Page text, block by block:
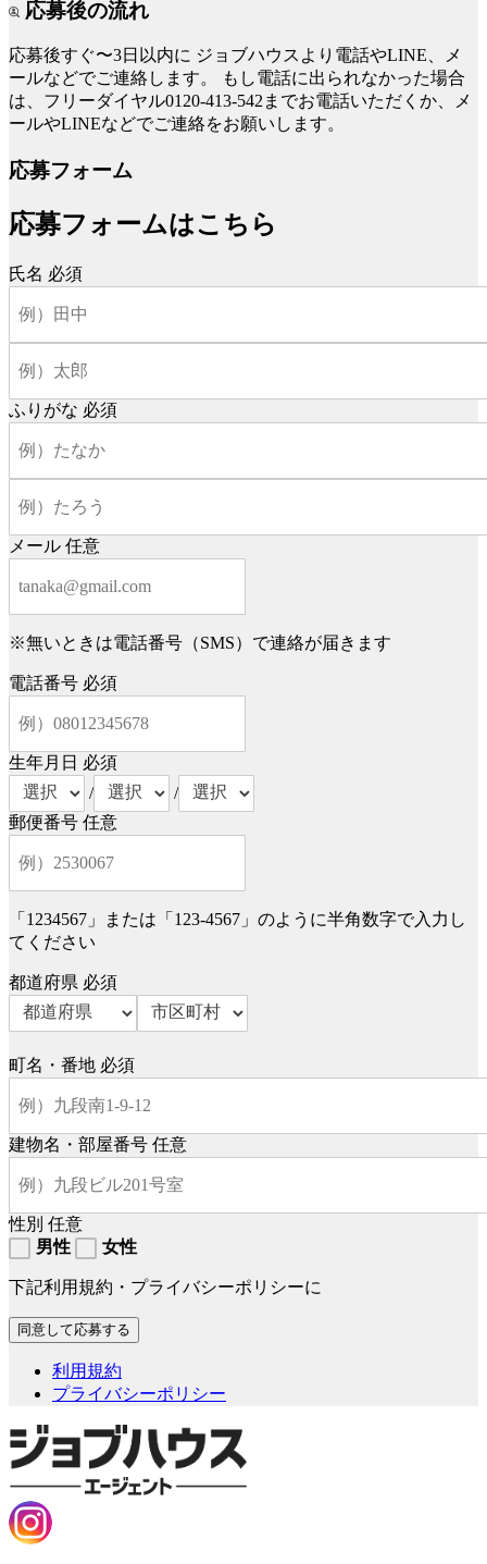
応募後の流れ
応募後すぐ〜3日以内に ジョブハウスより電話やLINE、メ
ールなどでご連絡します。
もし電話に出られなかった場合
は、フリーダイヤル0120-413-542までお電話いただくか、メ
ールやLINEなどでご連絡をお願いします。
応募フォーム
応募フォームはこちら
氏名 必須
ふりがな 必須
メール 任意
※無いときは電話番号（SMS）で連絡が届きます
電話番号 必須
生年月日 必須
/
/
郵便番号 任意
「1234567」または「123-4567」のように半角数字で入力し
てください
都道府県 必須
町名・番地 必須
建物名・部屋番号 任意
性別 任意
男性
女性
下記利用規約・プライバシーポリシーに
利用規約
プライバシーポリシー